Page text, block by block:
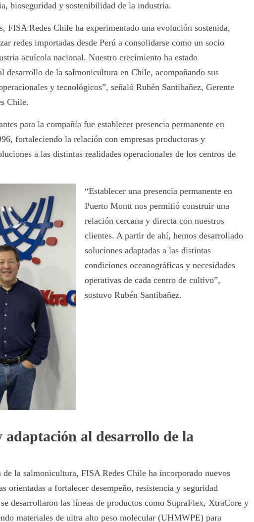
bioseguridad y sostenibilidad de la industria.
FISA Redes Chile ha experimentado una evolución sostenida,
redes importadas desde Perú a consolidarse como un socio
acuícola nacional. Nuestro crecimiento ha estado
desarrollo de la salmonicultura en Chile, acompañando sus
y tecnológicos”, señaló Rubén Santibañez, Gerente
Chile.
para la compañía fue establecer presencia permanente en
fortaleciendo la relación con empresas productoras y
a las distintas realidades operacionales de los centros de
“Establecer una presencia permanente en
Puerto Montt nos permitió construir una
relación cercana y directa con nuestros
clientes. A partir de ahí, hemos desarrollado
soluciones adaptadas a las distintas
condiciones oceanográficas y necesidades
operativas de cada centro de cultivo”,
sostuvo Rubén Santibañez.
adaptación al desarrollo de la
la salmonicultura, FISA Redes Chile ha incorporado nuevos
orientadas a fortalecer desempeño, resistencia y seguridad
desarrollaron las líneas de productos como SupraFlex, XtraCore y
materiales de ultra alto peso molecular (UHMWPE) para